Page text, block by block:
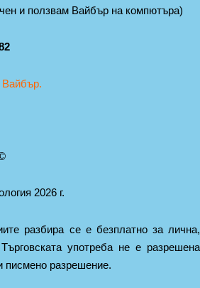
и ползвам Вайбър на компютъра)
Вайбър.
2026 г.
разбира се е безплатно за лична,
Търговската употреба не е разрешена
писмено разрешение.